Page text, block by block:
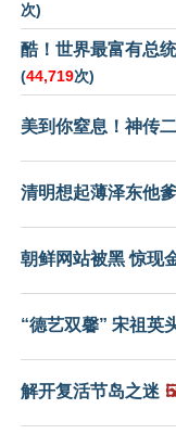
次)
酷！世界最富有总
(44,719次)
美到你窒息！神传
清明想起薄泽东他爹
朝鲜网站被黑 惊现
“德艺双馨” 宋祖英
解开复活节岛之迷